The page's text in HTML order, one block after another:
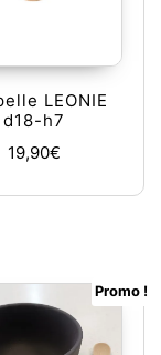
LEONIE
d18-h7
19,90€
Promo !